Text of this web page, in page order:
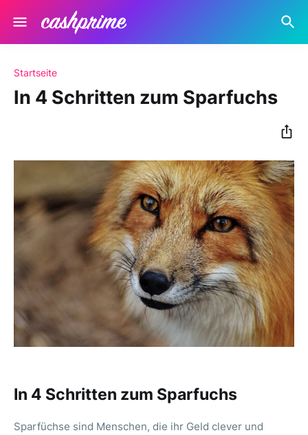
Startseite
In 4 Schritten zum Sparfuchs
In 4 Schritten zum Sparfuchs
Sparfüchse sind Menschen, die ihr Geld clever und